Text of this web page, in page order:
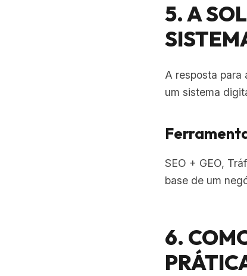
5. A
A resposta para
um sistema
SEO + GEO,
base de um
6.